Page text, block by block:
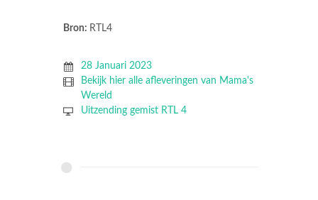
Bron: RTL4
28 Januari 2023
Bekijk hier alle afleveringen van Mama's
Wereld
Uitzending gemist RTL 4